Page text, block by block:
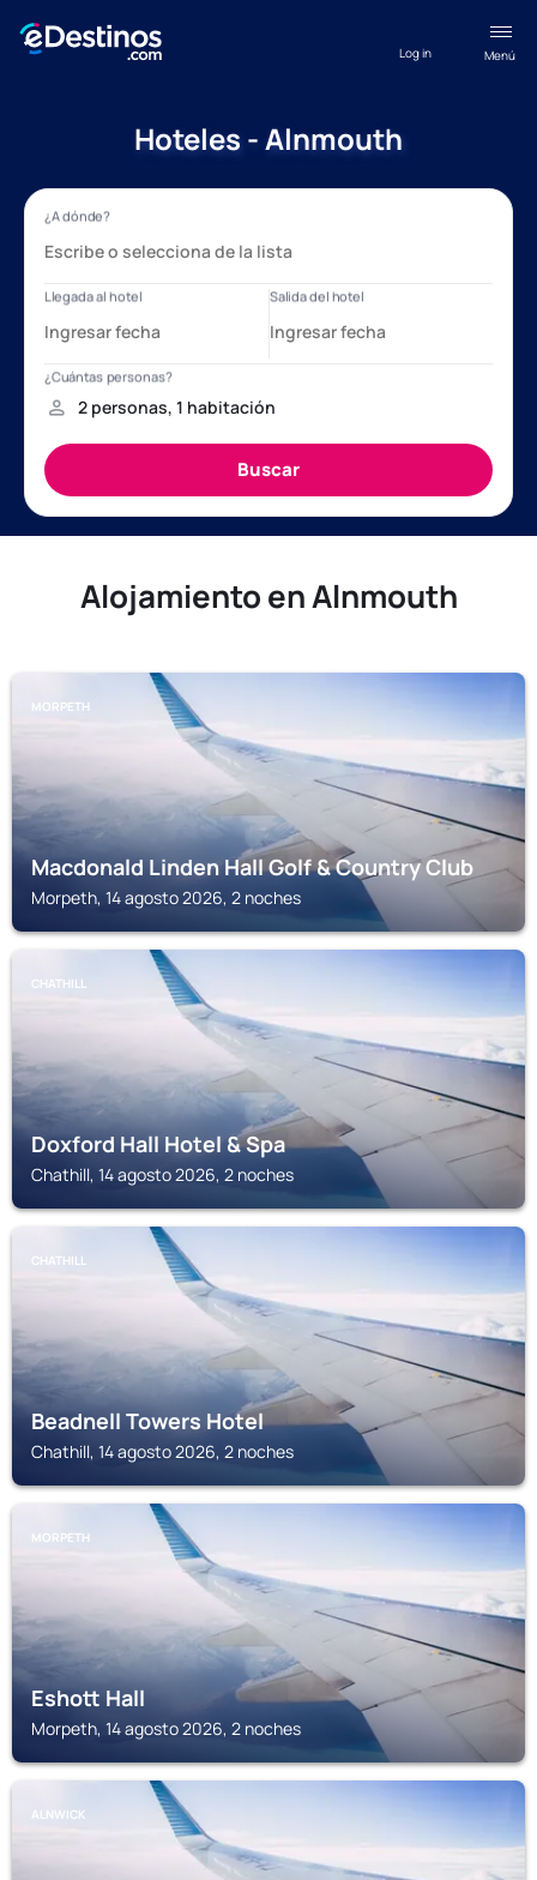
Menú
Log in
Hoteles - Alnmouth
Alojamiento en Alnmouth
MORPETH
Macdonald Linden Hall Golf & Country Club
Morpeth, 14 agosto 2026, 2 noches
CHATHILL
Doxford Hall Hotel & Spa
Chathill, 14 agosto 2026, 2 noches
CHATHILL
Beadnell Towers Hotel
Chathill, 14 agosto 2026, 2 noches
MORPETH
Eshott Hall
Morpeth, 14 agosto 2026, 2 noches
ALNWICK